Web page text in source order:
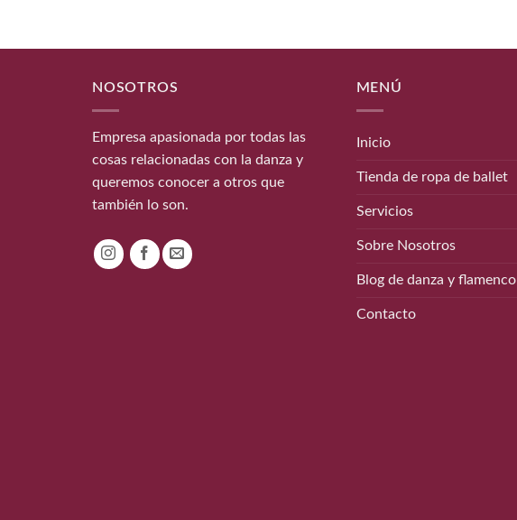
NOSOTROS
Empresa apasionada por todas las
cosas relacionadas con la danza y
queremos conocer a otros que
también lo son.
MENÚ
Inicio
Tienda de ropa de ballet
Servicios
Sobre Nosotros
Blog de danza y flamenco
Contacto